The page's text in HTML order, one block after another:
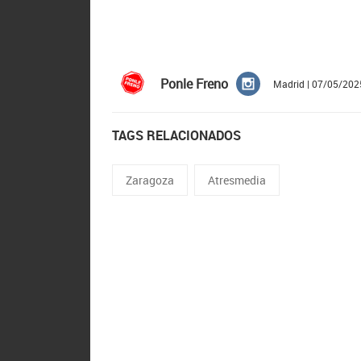
Ponle Freno Madrid | 07/05/
TAGS RELACIONADOS
Zaragoza Atresmedia